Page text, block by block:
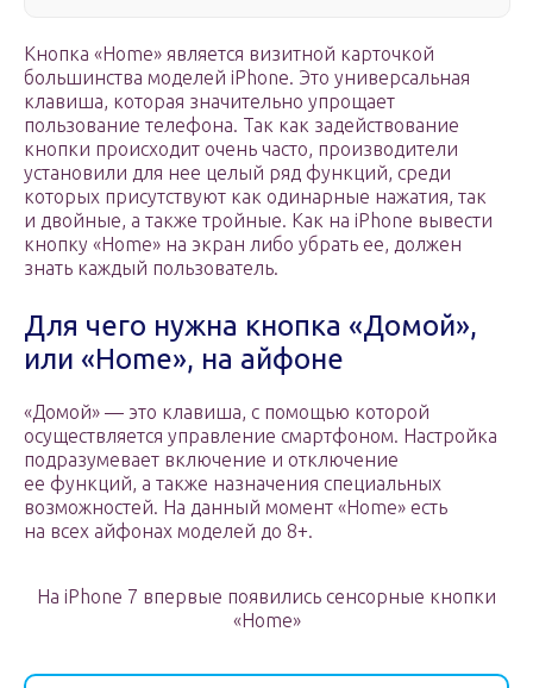
Кнопка «Home» является визитной карточкой
большинства моделей iPhone. Это универсальная
клавиша, которая значительно упрощает
пользование телефона. Так как задействование
кнопки происходит очень часто, производители
установили для нее целый ряд функций, среди
которых присутствуют как одинарные нажатия, так
и двойные, а также тройные. Как на iPhone вывести
кнопку «Home» на экран либо убрать ее, должен
знать каждый пользователь.
Для чего нужна кнопка «Домой»,
или «Home», на айфоне
«Домой» — это клавиша, с помощью которой
осуществляется управление смартфоном. Настройка
подразумевает включение и отключение
ее функций, а также назначения специальных
возможностей. На данный момент «Home» есть
на всех айфонах моделей до 8+.
На iPhone 7 впервые появились сенсорные кнопки
«Home»